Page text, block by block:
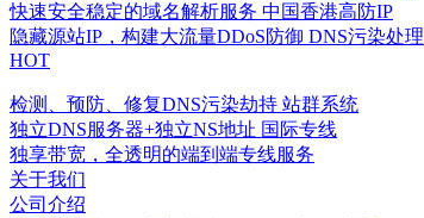
快速安全稳定的域名解析服务 中国香港高防IP
隐藏源站IP，构建大流量DDoS防御 DNS污染处理
HOT
检测、预防、修复DNS污染劫持 站群系统
独立DNS服务器+独立NS地址 国际专线
独享带宽，全透明的端到端专线服务
关于我们
公司介绍